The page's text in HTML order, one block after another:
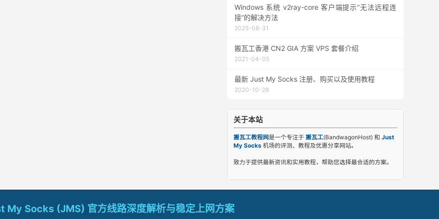
Windows 系统 v2ray-core 客户端提示“无法远程连
接”的解决方法
2025-08-31
搬瓦工香港 CN2 GIA 方案 VPS 套餐介绍
2021-04-05
最新 Just My Socks 注册、购买以及使用教程
2020-10-28
关于本站
搬瓦工教程网是一个专注于 搬瓦工(BandwagonHost) 和 Just
My Socks 机场的评测、教程及优惠分享网站。
致力于提供最新资讯和实用教程，帮助您选择最合适的方案。
My Socks (JMS) 官方线路深度解析与稳定上网方案